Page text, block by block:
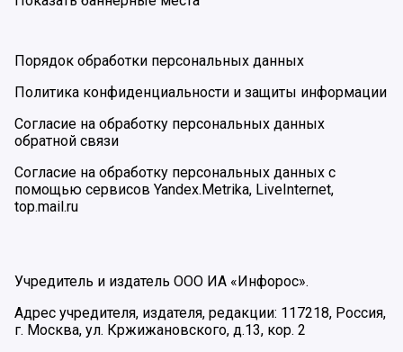
Порядок обработки персональных данных
Политика конфиденциальности и защиты информации
Согласие на обработку персональных данных
обратной связи
Согласие на обработку персональных данных с
помощью сервисов Yandex.Metrika, LiveInternet,
top.mail.ru
Учредитель и издатель ООО ИА «Инфорос».
Адрес учредителя, издателя, редакции: 117218, Россия,
г. Москва, ул. Кржижановского, д.13, кор. 2